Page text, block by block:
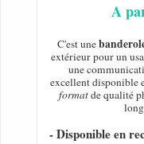
A
C'est une
extérieur pour un
une
excellent disponible
formatde qualité
- Disponible en